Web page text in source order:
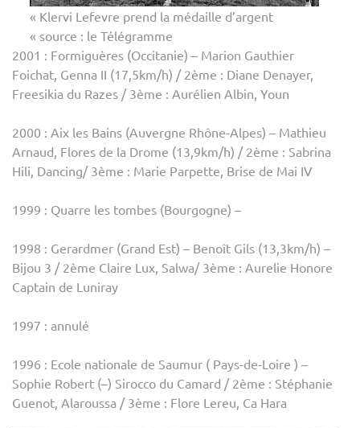
« Klervi Lefevre prend la médaille d’argent
« source : le Télégramme
2001 : Formiguères (Occitanie) – Marion Gauthier
Foichat, Genna II (17,5km/h) / 2ème : Diane Denayer,
Freesikia du Razes / 3ème : Aurélien Albin, Youn
2000 : Aix les Bains (Auvergne Rhône-Alpes) – Mathieu
Arnaud, Flores de la Drome (13,9km/h) / 2ème : Sabrina
Hili, Dancing/ 3ème : Marie Parpette, Brise de Mai IV
1999 : Quarre les tombes (Bourgogne) –
1998 : Gerardmer (Grand Est) – Benoît Gils (13,3km/h) –
Bijou 3 / 2ème Claire Lux, Salwa/ 3ème : Aurelie Honore
Captain de Luniray
1997 : annulé
1996 : Ecole nationale de Saumur ( Pays-de-Loire ) –
Sophie Robert (–) Sirocco du Camard / 2ème : Stéphanie
Guenot, Alaroussa / 3ème : Flore Lereu, Ca Hara